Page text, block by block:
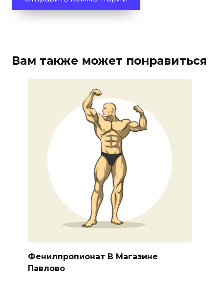
Вам также может понравиться
Фенилпропионат В Магазине
Павлово